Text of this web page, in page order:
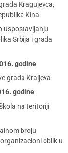
Kragujevca,
Kina
uspostavljanju
Srbija i grada
godine
grada Kraljeva
godine
na teritoriji
broju
oblik u